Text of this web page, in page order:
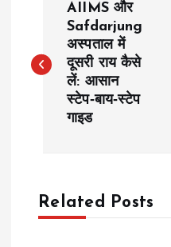
s
a
v
AIIMS और
Safdarjung
अस्पताल में
दूसरी राय कैसे
लें: आसान
स्टेप‑बाय‑स्टेप
गाइड
Related Posts